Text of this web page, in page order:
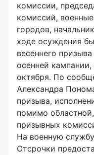
комиссии,
комиссий,
городов,
ходе осуждения
весеннего
осенней кампании,
октября. По
Александра
призыва,
помимо
призывных
На военную
Отсрочки